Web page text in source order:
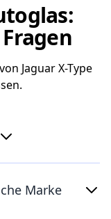
Jaguar X-Type
Marke